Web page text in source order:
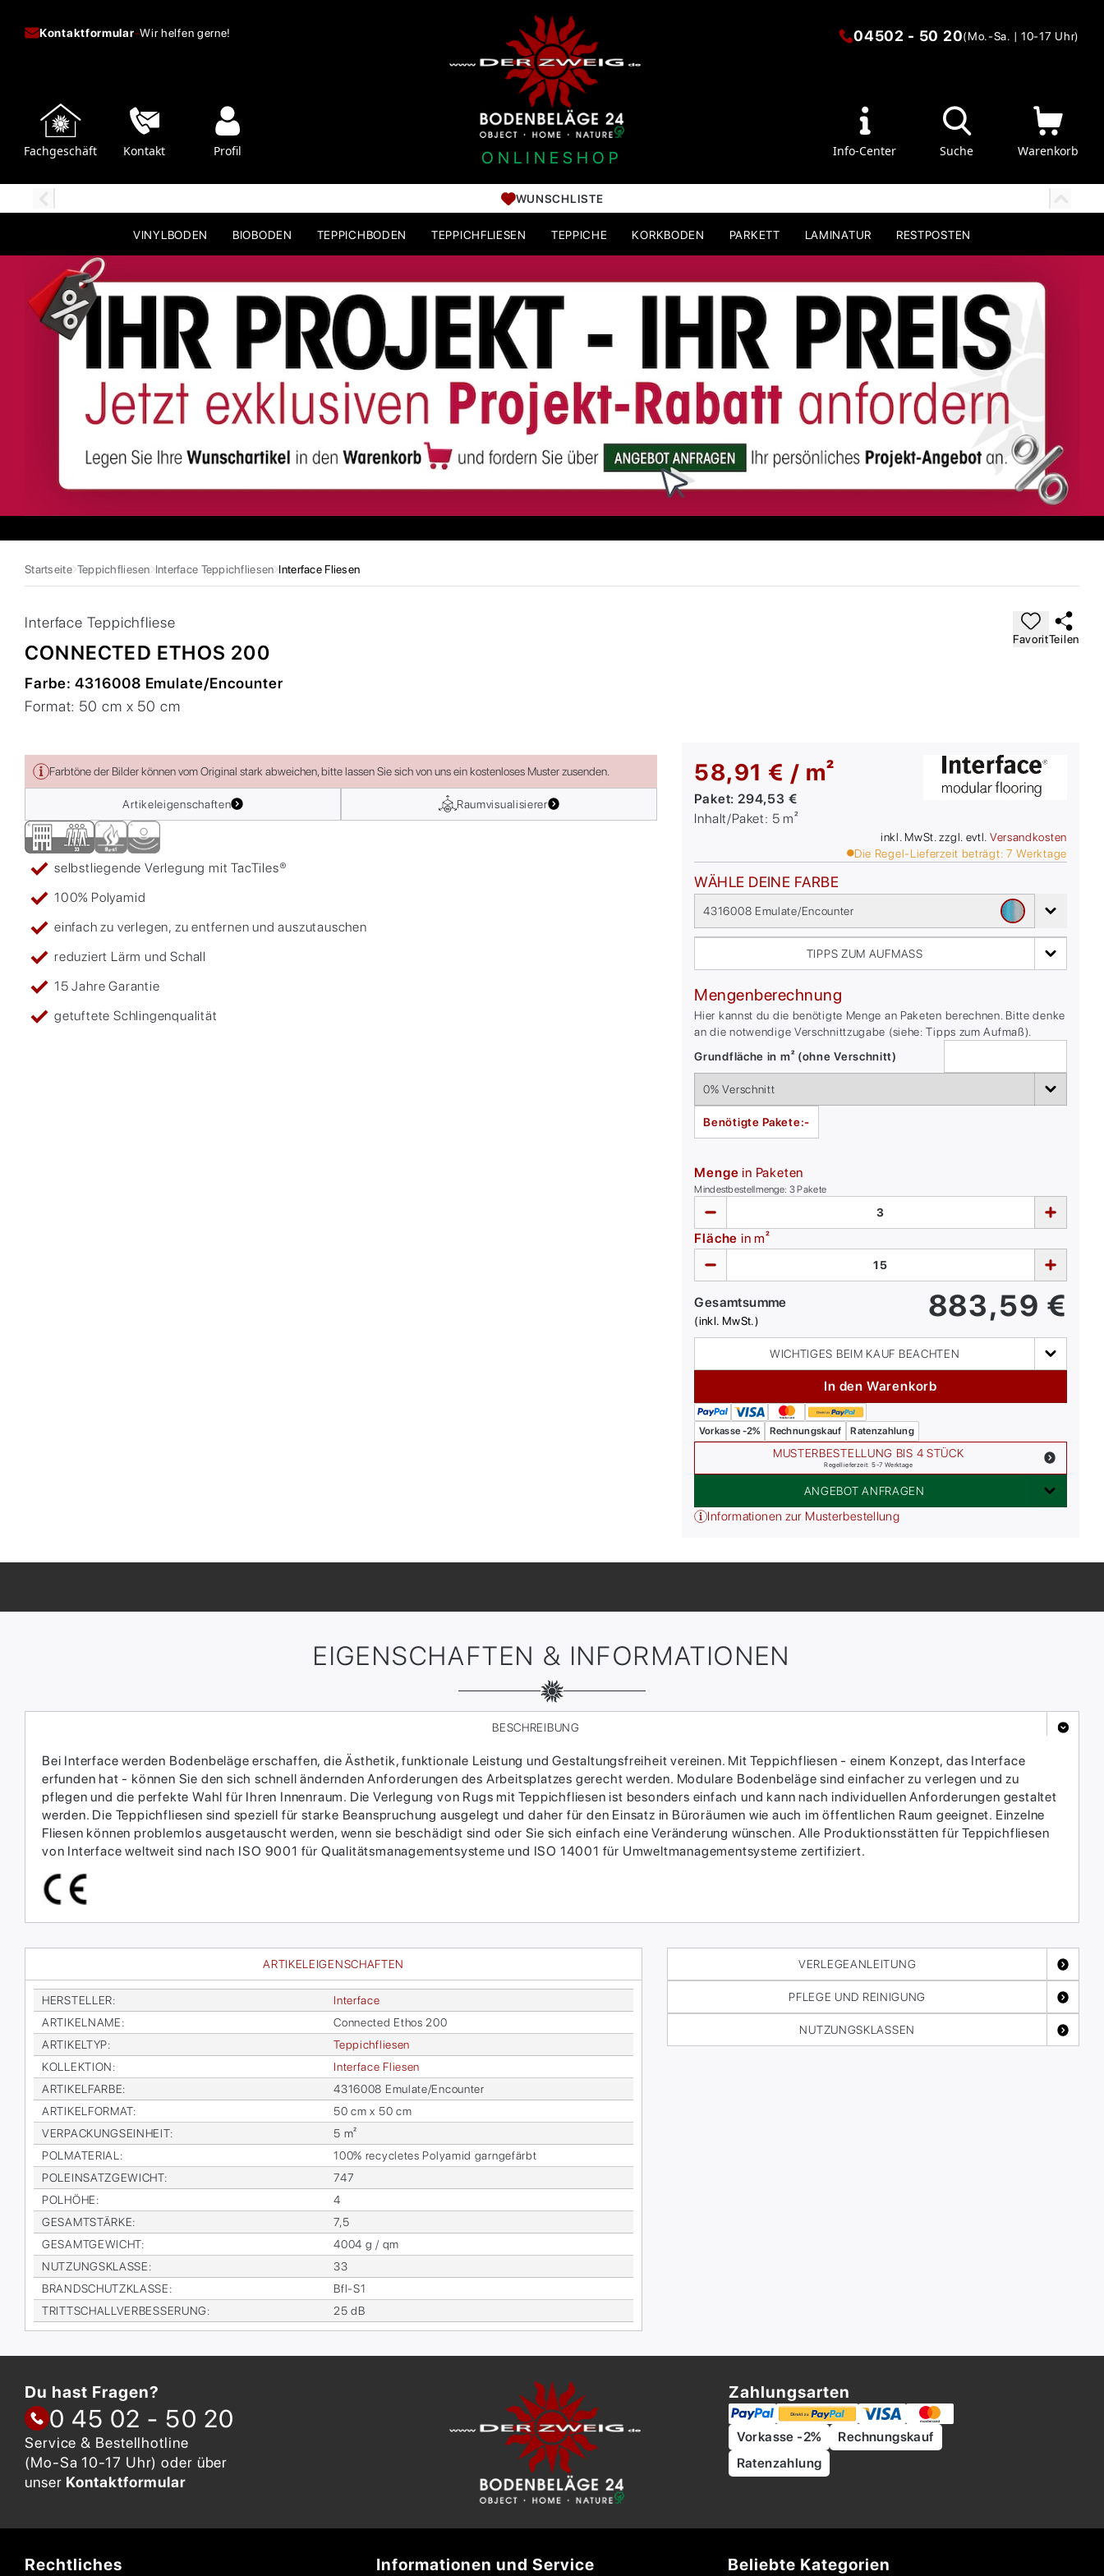
Kontaktformular-Wir helfen gerne!
Fachgeschäft Kontakt Profil ONLINESHOP
04502 - 50 20(Mo.-Sa. | 10-17 Uhr)
Info-Center Suche Warenkorb
WUNSCHLISTE
VINYLBODEN BIOBODEN TEPPICHBODEN TEPPICHFLIESEN TEPPICHE KORKBODEN PARKETT LAMINATUR RESTPOSTEN
Startseite Teppichfliesen Interface Teppichfliesen Interface Fliesen
Interface Teppichfliese
CONNECTED ETHOS 200
Farbe:4316008 Emulate/Encounter
Format: 50 cm x 50 cm
FavoritTeilen
Farbtöne der Bilder können vom Original stark abweichen, bitte lassen Sie sich von uns ein kostenloses Muster zusenden.
Artikeleigenschaften Raumvisualisierer
selbstliegende Verlegung mit TacTiles®
100% Polyamid
einfach zu verlegen, zu entfernen und auszutauschen
reduziert Lärm und Schall
15 Jahre Garantie
getuftete Schlingenqualität
58,91 € / m²
Paket: 294,53 €
Inhalt/Paket: 5 m²
inkl. MwSt. zzgl. evtl. Versandkosten
Die Regel-Lieferzeit beträgt: 7 Werktage
WÄHLE DEINE FARBE
4316008 Emulate/Encounter
TIPPS ZUM AUFMASS
Mengenberechnung
Hier kannst du die benötigte Menge an Paketen berechnen. Bitte denke
an die notwendige Verschnittzugabe (siehe: Tipps zum Aufmaß).
Grundfläche in m² (ohne Verschnitt)
Benötigte Pakete:-
Menge in Paketen
Mindestbestellmenge: 3Pakete
Fläche in m²
Gesamtsumme
(inkl. MwSt.) 883,59 €
WICHTIGES BEIM KAUF BEACHTEN
In den Warenkorb
Vorkasse -2% Rechnungskauf Ratenzahlung
MUSTERBESTELLUNG BIS 4 STÜCK
Regellieferzeit: 5-7 Werktage
ANGEBOT ANFRAGEN
Informationen zur Musterbestellung
EIGENSCHAFTEN & INFORMATIONEN
ARTIKELEIGENSCHAFTEN
HER­STEL­LER:
In­ter­face
AR­TI­KEL­NA­ME:
Con­nec­ted Ethos 200
AR­TI­KEL­TYP:
Tep­pich­flie­sen
KOL­LEK­TI­ON:
In­ter­face Flie­sen
AR­TI­KEL­FAR­BE:
4316008 Emu­la­te/En­coun­ter
AR­TI­KEL­FOR­MAT:
50 cm x 50 cm
VER­PA­CKUNGS­EIN­HEIT:
5 m²
POL­MA­TE­RI­AL:
100% re­cy­cle­tes Po­ly­amid garn­ge­färbt
POL­EIN­SATZ­GE­WICHT:
747
POL­HÖ­HE:
4
GE­SAMT­STÄR­KE:
7,5
GE­SAMT­GE­WICHT:
4004 g / qm
NUT­ZUNGS­KLAS­SE:
33
BRAND­SCHUTZ­KLAS­SE:
Bfl-S1
TRITT­SCHALL­VER­BES­SE­RUNG: 25 dB
BESCHREIBUNG
Bei Interface werden Bodenbeläge erschaffen, die Ästhetik, funktionale Leistung und Gestaltungsfreiheit vereinen. Mit Teppichfliesen - einem Konzept, das Interface
erfunden hat - können Sie den sich schnell ändernden Anforderungen des Arbeitsplatzes gerecht werden. Modulare Bodenbeläge sind einfacher zu verlegen und zu
pflegen und die perfekte Wahl für Ihren Innenraum.​ Die Verlegung von Rugs mit Teppichfliesen ist besonders einfach und kann nach individuellen Anforderungen gestaltet
werden.​ Die Teppichfliesen sind speziell für starke Beanspruchung ausgelegt und daher für den Einsatz in Büroräumen wie auch im öffentlichen Raum geeignet. Einzelne
Fliesen können problemlos ausgetauscht werden, wenn sie beschädigt sind oder Sie sich einfach eine Veränderung wünschen. Alle Produktionsstätten für Teppichfliesen
von Interface weltweit sind nach ISO 9001 für Qualitätsmanagementsysteme und ISO 14001 für Umweltmanagementsysteme zertifiziert.
VERLEGEANLEITUNG
PFLEGE UND REINIGUNG
NUTZUNGSKLASSEN
Du hast Fragen?
0 45 02 - 50 20
Service & Bestellhotline
(Mo-Sa 10-17 Uhr) oder über
unser Kontaktformular
Zahlungsarten
Vorkasse -2%
Rechnungskauf
Ratenzahlung
Rechtliches Informationen und Service Beliebte Kategorien